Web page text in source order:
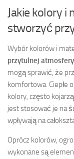
Jakie kolory i
stworzyć
Wybór kolorów i
przytulnej atmosfery
mogą sprawić, że
komfortowa. Ciepłe
kolory, często
jest stosować je na
wpływają na
Oprócz kolorów,
wykonane są